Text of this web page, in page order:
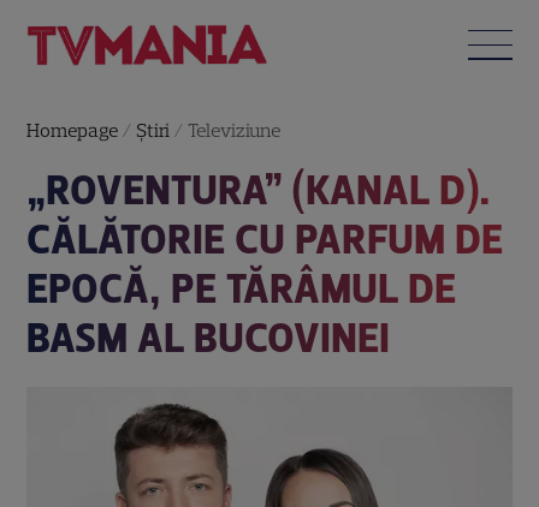
Homepage / Știri / Televiziune
„ROVENTURA” (KANAL D).
CĂLĂTORIE CU PARFUM DE
EPOCĂ, PE TĂRÂMUL DE
BASM AL BUCOVINEI